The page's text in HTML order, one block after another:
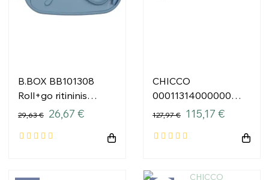
B.BOX BB101308
Roll+go ritininis
kilimėlis
valgymui...
29,63 € 26,67 €
CHICCO
00011314000000
Rodeo ir draugai
127,97 € 115,17 €